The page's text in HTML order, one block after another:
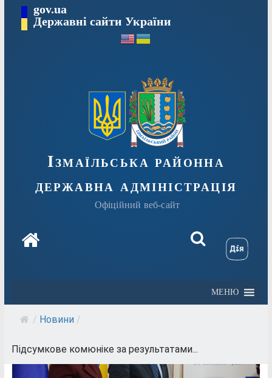
вмісту
gov.ua
Державні сайти України
Ізмаїльська районна
державна адміністрація
Офіційний веб-сайт
МЕНЮ
/ Новини /
Підсумкове комюніке за результатами...